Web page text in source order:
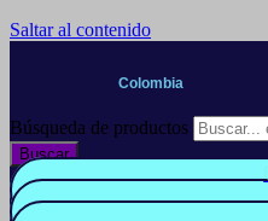
Saltar al contenido
Colombia
Búsqueda de productos
Buscar